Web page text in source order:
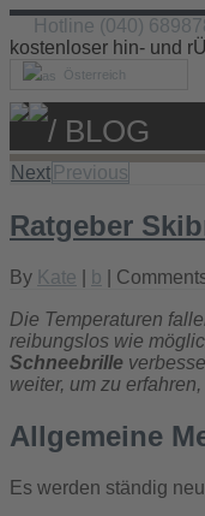
Hotline (040)
kostenloser hin- und
Österreich
/ BLOG
Next Previous
Ratgeber
By Kate b
Die Temperaturen
reibungslos wie
Schneebrille
weiter, um zu
Allgemeine
Es werden ständig